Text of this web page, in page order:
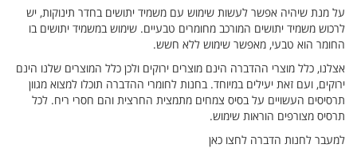
על מנת שיהיה אפשר לעשות שימוש עם משמיד יתושים בחדר תינוקות, יש
לרכוש משמיד יתושים המורכב מחומרים טבעיים. שימוש במשמיד יתושים בו
החומר הוא טבעי, מאפשר שימוש ללא חשש.
אצלנו, כלל מוצרי ההדברה הינם מוצרים ירוקים ולכן כלל המוצרים שלנו הינם
ירוקים, ועם זאת יעילים במיוחד. בחנות לחומרי ההדברה תוכלו למצוא מגוון
תרסיסים העשויים על בסיס צמחים מתמצית החרצית והם חסרי ריח. לכל
תרסיס מצורפים הוראות שימוש.
למעבר לחנות הדברה לחצו כאן